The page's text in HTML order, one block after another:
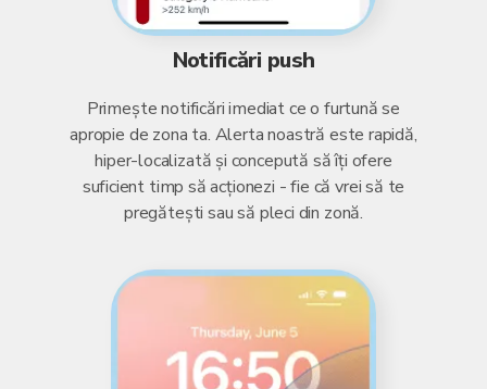
Notificări push
Primește notificări imediat ce o furtună se
apropie de zona ta. Alerta noastră este rapidă,
hiper-localizată și concepută să îți ofere
suficient timp să acționezi - fie că vrei să te
pregătești sau să pleci din zonă.